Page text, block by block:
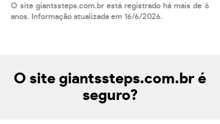
O site giantssteps.com.br está registrado há mais de 6
anos. Informação atualizada em 16/6/2026.
O site giantssteps.com.br é
seguro?